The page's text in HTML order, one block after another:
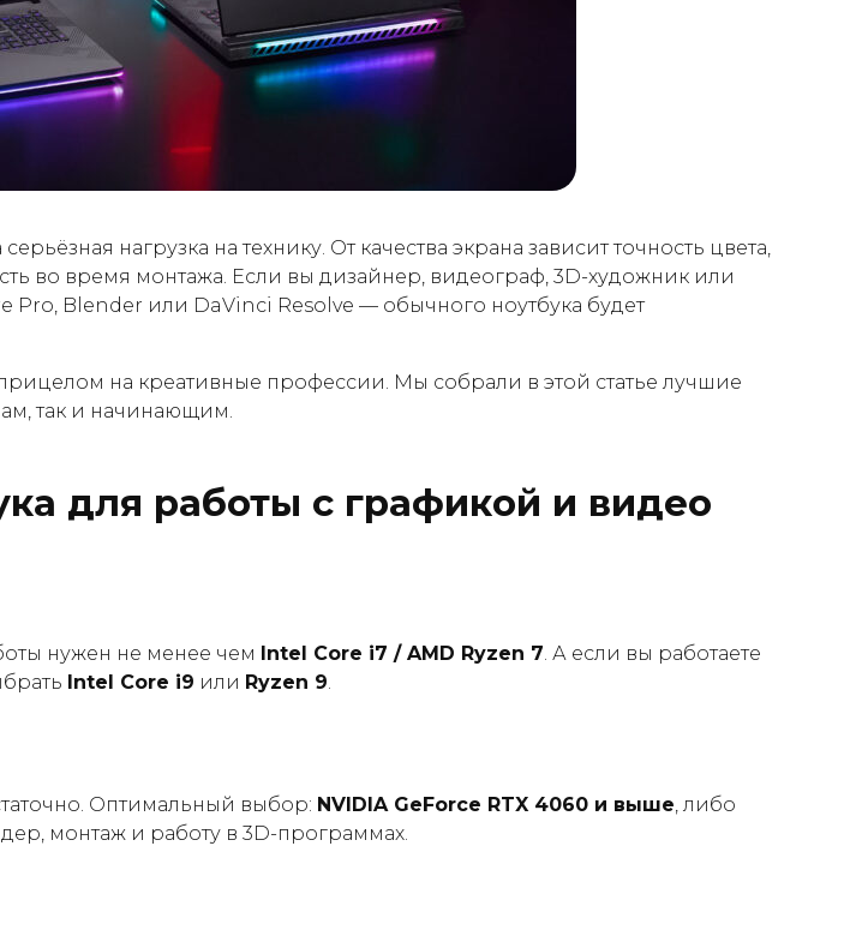
нагрузка на технику. От качества экрана зависит точность цвета,
во время монтажа. Если вы дизайнер, видеограф, 3D-художник или
Pro, Blender или DaVinci Resolve — обычного ноутбука будет
на креативные профессии. Мы собрали в этой статье лучшие
так и начинающим.
для работы с графикой и видео
нужен не менее чем Intel Core i7 / AMD Ryzen 7 . А если вы работаете
Intel Core i9 или Ryzen 9
Оптимальный выбор: NVIDIA GeForce RTX 4060 и выше , либо
монтаж и работу в 3D-программах.